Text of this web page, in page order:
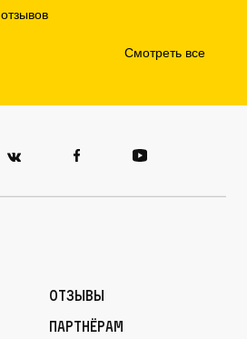
Смотреть все
Отзывы
Партнёрам